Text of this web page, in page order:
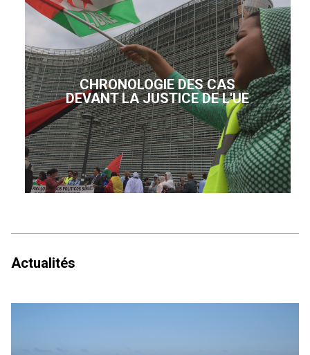
CHRONOLOGIE DES CAS
DEVANT LA JUSTICE DE L'UE
Actualités